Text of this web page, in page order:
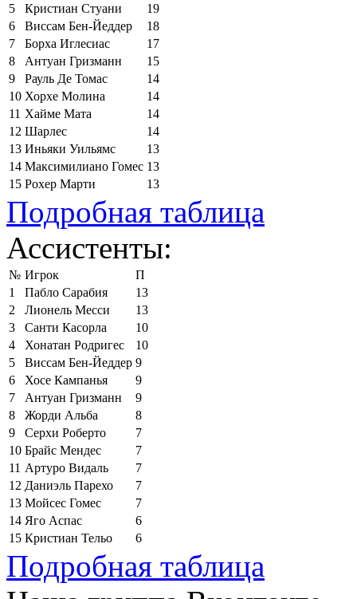
5
Кристиан Стуани
19
6
Виссам Бен-Йеддер
18
7
Борха Иглесиас
17
8
Антуан Гризманн
15
9
Рауль Де Томас
14
10 Хорхе Молина
14
11 Хайме Мата
14
12 Шарлес
14
13 Иньяки Уильямс
13
14 Максимилиано Гомес 13
15 Рохер Марти 13
Подробная таблица
Ассистенты:
№ Игрок
П
1
Пабло Сарабия
13
2
Лионель Месси
13
3
Санти Касорла
10
4
Хонатан Родригес
10
5
Виссам Бен-Йеддер 9
6
Хосе Кампанья
9
7
Антуан Гризманн
9
8
Жорди Альба
8
9
Серхи Роберто
7
10 Брайс Мендес
7
11 Артуро Видаль
7
12 Даниэль Парехо
7
13 Мойсес Гомес
7
14 Яго Аспас
6
15 Кристиан Тельо 6
Подробная таблица